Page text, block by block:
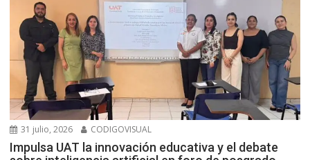
31 julio, 2026 CODIGOVISUAL
Impulsa UAT la innovación educativa y el debate